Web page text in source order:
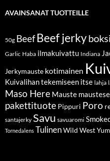
AVAINSANAT TUOTTEILLE
50g Beef Beef jerkyboksi
Garlic Haba ilmakuivattu Indiana
Jerkymauste kotimainen
Kuivalihan tekemiseen itse lahja
Maso Here Mauste
pakettituote Pippuri Poro
santajerky Savu savuaromi
Tornedalens TulinenWild West